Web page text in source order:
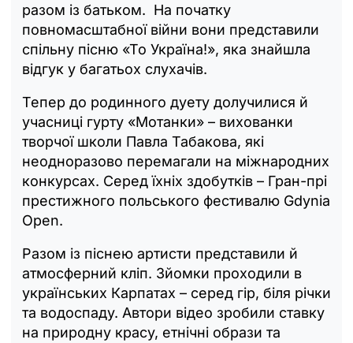
разом із батьком. На початку
повномасштабної війни вони представили
спільну пісню «То Україна!», яка знайшла
відгук у багатьох слухачів.
Тепер до родинного дуету долучилися й
учасниці гурту «Мотанки» – вихованки
творчої школи Павла Табакова, які
неодноразово перемагали на міжнародних
конкурсах. Серед їхніх здобутків – Гран-прі
престижного польського фестивалю Gdynia
Open.
Разом із піснею артисти представили й
атмосферний кліп. Зйомки проходили в
українських Карпатах – серед гір, біля річки
та водоспаду. Автори відео зробили ставку
на природну красу, етнічні образи та